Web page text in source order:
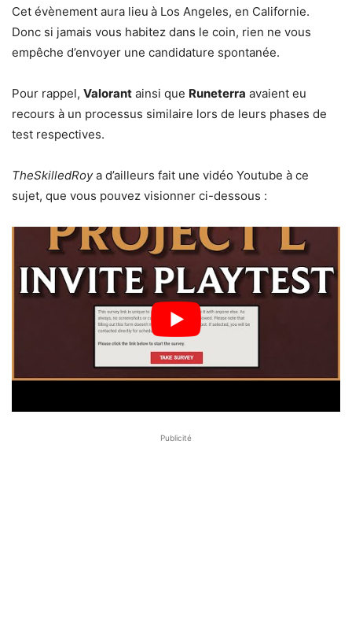
Cet évènement aura lieu à Los Angeles, en Californie.
Donc si jamais vous habitez dans le coin, rien ne vous
empêche d’envoyer une candidature spontanée.
Pour rappel, Valorant ainsi que Runeterra avaient eu
recours à un processus similaire lors de leurs phases de
test respectives.
TheSkilledRoya d’ailleurs fait une vidéo Youtube à ce
sujet, que vous pouvez visionner ci-dessous :
Publicité